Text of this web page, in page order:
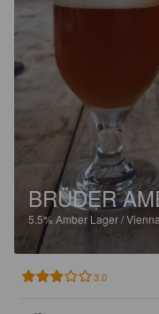
BRÜDER
5.5%Amber Lager /
3.0